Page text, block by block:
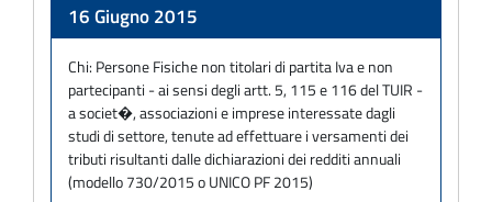
16 Giugno 2015
Chi: Persone Fisiche non titolari di partita Iva e non
partecipanti - ai sensi degli artt. 5, 115 e 116 del TUIR -
a societ�, associazioni e imprese interessate dagli
studi di settore, tenute ad effettuare i versamenti dei
tributi risultanti dalle dichiarazioni dei redditi annuali
(modello 730/2015 o UNICO PF 2015)